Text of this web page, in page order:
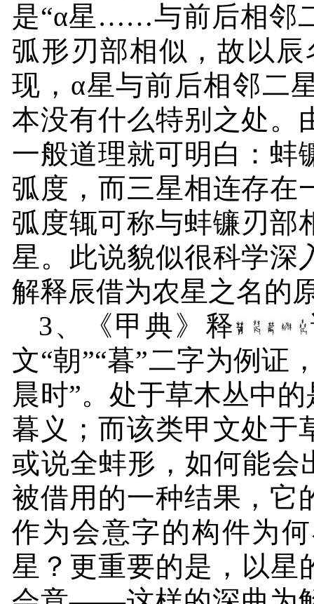
是“α星……与前后相邻
弧形刃部相似，故以辰
现，α星与前后相邻二
本没有什么特别之处。
一般道理就可明白：蚌
弧度，而三星相连存在
弧度辄可称与蚌镰刃部
星。此说貌似很科学深
解释辰借为农星之名的
3、《甲典》释
文“朝”“暮”二字为例证
晨时”。处于草木丛中
暮义；而该类甲文处于
或说全蚌形，如何能会
被借用的一种结果，它
作为会意字的构件为
星？更重要的是，以星